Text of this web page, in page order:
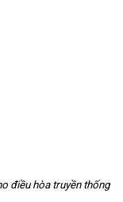
điều hòa truyền thống